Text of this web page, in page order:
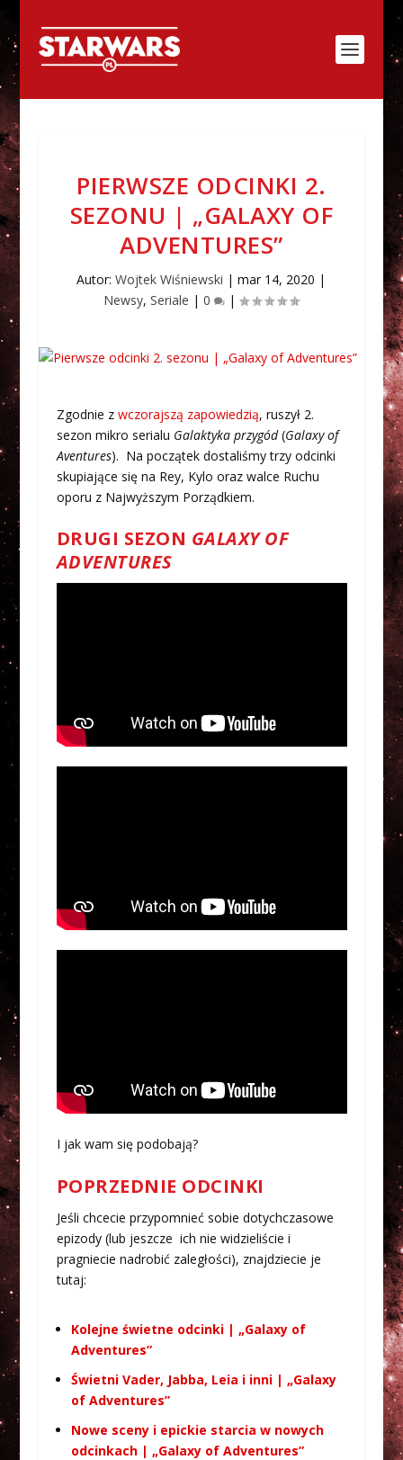
PIERWSZE ODCINKI 2.
SEZONU | „GALAXY OF
ADVENTURES”
Autor:Wojtek Wiśniewski |mar 14, 2020 |
Newsy,Seriale |0 |
Zgodnie z wczorajszą zapowiedzią, ruszył 2.
sezon mikro serialu Galaktyka przygód(Galaxy of
Aventures). Na początek dostaliśmy trzy odcinki
skupiające się na Rey, Kylo oraz walce Ruchu
oporu z Najwyższym Porządkiem.
DRUGI SEZON GALAXY OF
ADVENTURES
I jak wam się podobają?
POPRZEDNIE ODCINKI
Jeśli chcecie przypomnieć sobie dotychczasowe
epizody (lub jeszcze ich nie widzieliście i
pragniecie nadrobić zaległości), znajdziecie je
tutaj:
Kolejne świetne odcinki | „Galaxy of
Adventures”
Świetni Vader, Jabba, Leia i inni | „Galaxy
of Adventures”
Nowe sceny i epickie starcia w nowych
odcinkach | „Galaxy of Adventures”